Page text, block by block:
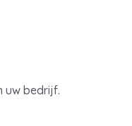
uw bedrijf.